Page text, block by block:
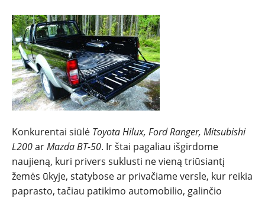
NAUJIENOS
TESTAI
NAUJI
NAUDOTI
Konkurentai siūlė Toyota Hilux, Ford Ranger, Mitsubishi
L200arMazda BT-50. Ir štai pagaliau išgirdome
naujieną, kuri privers suklusti ne vieną triūsiantį
žemės ūkyje, statybose ar privačiame versle, kur reikia
paprasto, tačiau patikimo automobilio, galinčio